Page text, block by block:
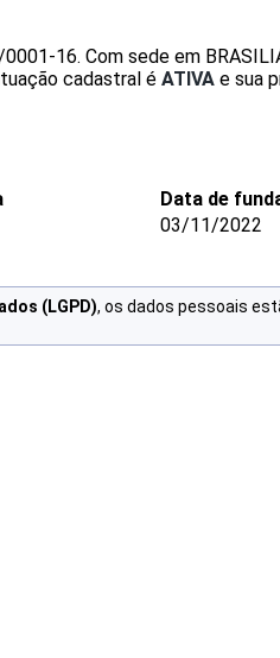
0001-16. Com sede em
cadastral é ATIVA e sua
Data de
03/11/2022
(LGPD), os dados pessoais